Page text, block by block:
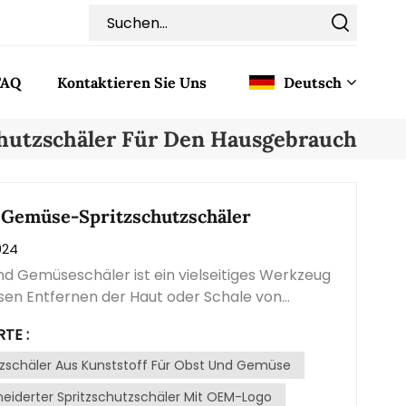
Kontaktieren Sie Uns Deutsch
Italiano
Español
Für Den Hausgebrauch
Spritzschutzschäler
Gemüseschäler ist ein vielseitiges Werkzeug
Entfernen der Haut oder Schale von
Küchengerät, das die Zubereitung von
Dieser Schäler verfügt typischerweise
Klinge aus rostfreiem Stahl, die an einem
:
Aus Kunststoff Für Obst Und Gemüse
Spritzschutzschäler Mit OEM-Logo